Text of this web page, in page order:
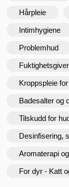
Hårpleie
Intimhygiene
Problemhud
Kroppspleie
Badesalter og
Tilskudd for
Desinfisering,
Aromaterapi
For dyr - Katt